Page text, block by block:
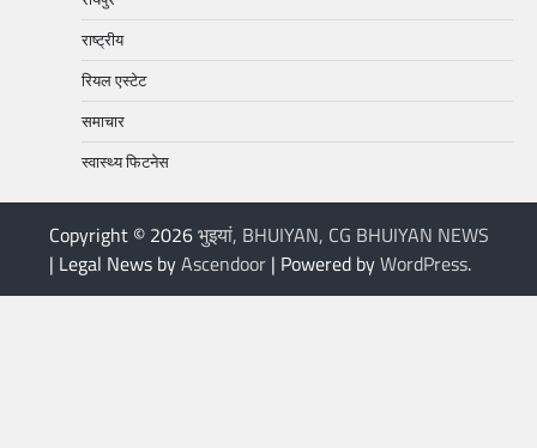
राष्ट्रीय
रियल एस्टेट
समाचार
स्वास्थ्य फिटनेस
Copyright © 2026भुइयां, BHUIYAN, CG BHUIYAN NEWS
| Legal News byAscendoor| Powered byWordPress.